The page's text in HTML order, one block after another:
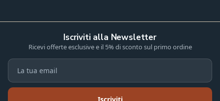
Iscriviti alla Newsletter
Ricevi offerte esclusive e il 5% di sconto sul primo ordine